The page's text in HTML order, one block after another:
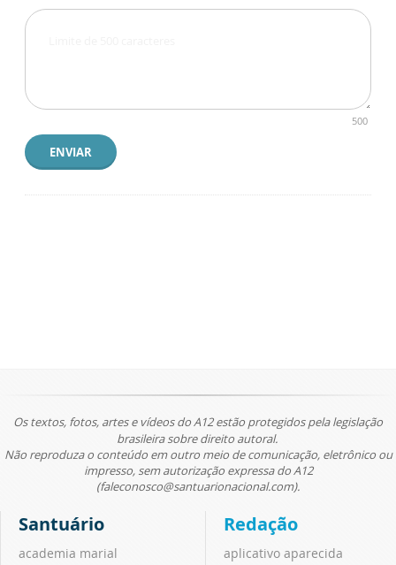
500
ENVIAR
Os textos, fotos, artes e vídeos do A12 estão protegidos pela legislação
brasileira sobre direito autoral.
Não reproduza o conteúdo em outro meio de comunicação, eletrônico ou
impresso, sem autorização expressa do A12
(faleconosco@santuarionacional.com).
Santuário
academia marial
Redação
aplicativo aparecida